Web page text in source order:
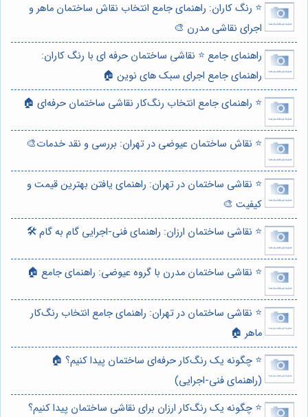
⭐️ رنگ کاران: راهنمای جامع انتخاب نقاش ساختمان ماهر و
اجرای نقاشی مدرن 🎨
راهنمای جامع ⭐️ نقاشی ساختمان حرفه ای با رنگ کاران:
راهنمای جامع اجرای سبک های نوین 🏠
⭐️ راهنمای جامع انتخاب رنگ‌کار نقاشی ساختمان حرفه‌ای 🏠
⭐️ نقاش ساختمان عیوضی در تهران: بررسی و نقد خدمات🎨
⭐️ نقاشی ساختمان در تهران: راهنمای یافتن بهترین قیمت و
کیفیت 🎨
⭐️ نقاشی ساختمان ارزان: راهنمای فنی-اجرایی گام به گام 🛠️
⭐️ نقاشی ساختمان مدرن با گروه عیوضی: راهنمای جامع 🏠
⭐️ نقاشی ساختمان در تهران: راهنمای جامع انتخاب رنگ‌کار
ماهر 🏠
⭐️ چگونه یک رنگ‌کار حرفه‌ای ساختمان پیدا کنیم؟ 🏠
(راهنمای فنی-اجرایی)
⭐️ چگونه یک رنگ‌کار ارزان برای نقاشی ساختمان پیدا کنیم؟